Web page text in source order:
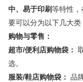
中、易于印刷等特性，
要可以分为以下几大类
购物与零售：
超市/便利店购物袋：
选。
服装/鞋店购物袋： 品